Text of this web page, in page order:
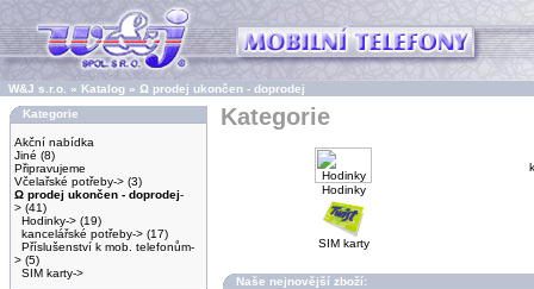
W&J s.r.o. » Katalog » Ω prodej ukončen - doprodej
Kategorie
Akční nabídka
Jiné (8)
Připravujeme
Včelařské potřeby-> (3)
Ω prodej ukončen - doprodej-
> (41)
Hodinky-> (19)
kancelářské potřeby-> (17)
Příslušenství k mob. telefonům-
> (5)
SIM karty->
Kategorie
Hodinky
SIM karty
Naše nejnovější zboží: